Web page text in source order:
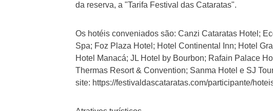
da reserva, a "Tarifa Festival das Cataratas".
Os hotéis conveniados são: Canzi Cataratas Hotel;
Spa; Foz Plaza Hotel; Hotel Continental Inn; Hotel
Hotel Manacá; JL Hotel by Bourbon; Rafain Palace
Thermas Resort & Convention; Sanma Hotel e SJ
site: https://festivaldascataratas.com/participante/